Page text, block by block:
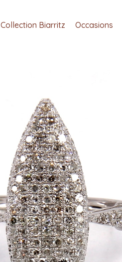
Collection Biarritz Occasions